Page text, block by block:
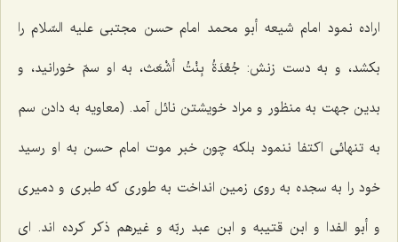
اراده نمود امام شیعه أبو محمد امام حسن مجتبى علیه السّلام را
بکشد، و به دست زنش: جُعْدَةُ بِنْتُ أشْعَث، به او سمّ خورانید، و
بدین جهت به منظور و مراد خویشتن نائل آمد. (معاویه به دادن سم
به تنهائى اکتفا ننمود بلکه چون خبر موت امام حسن به او رسید
خود را به سجده به روى زمین انداخت به طورى که طبرى و دمیرى
و أبو الفدا و ابن قتیبه و ابن عبد ربّه و غیرهم ذکر کرده ‌اند. اى